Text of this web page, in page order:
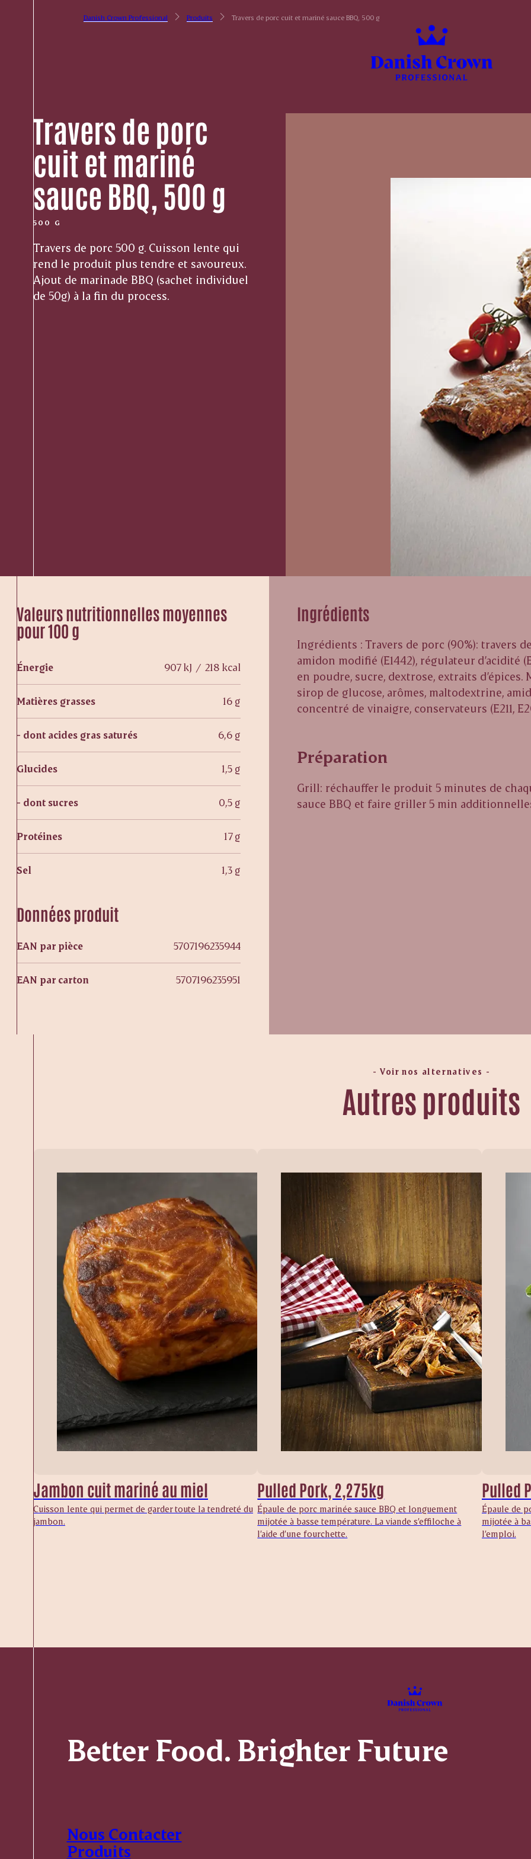
Danish Crown Professional Produits Travers de porc cuit et mariné sauce BBQ, 500 g
Travers de porc
cuit et mariné
sauce BBQ, 500 g
500 G
Travers de porc 500 g. Cuisson lente qui
rend le produit plus tendre et savoureux.
Ajout de marinade BBQ (sachet individuel
de 50g) à la fin du process.
Valeurs nutritionnelles moyennes
pour 100 g
Énergie 907 kJ / 218 kcal
Matières grasses 16 g
- dont acides gras saturés 6,6 g
Glucides 1,5 g
- dont sucres 0,5 g
Protéines 17 g
Sel 1,3 g
Données produit
EAN par pièce 5707196235944
EAN par carton 5707196235951
Ingrédients
Ingrédients : Travers de porc (90%): travers
amidon modifié (E1442), régulateur d’acidité
en poudre, sucre, dextrose, extraits d’épices.
sirop de glucose, arômes, maltodextrine,
concentré de vinaigre, conservateurs (E211,
Préparation
Grill: réchauffer le produit 5 minutes de
sauce BBQ et faire griller 5 min
- Voir nos alternatives -
Autres produits
Jambon cuit mariné au miel
Cuisson lente qui permet de garder toute la tendreté du
jambon.
Pulled Pork, 2,275kg
Épaule de porc marinée sauce BBQ et longuement
mijotée à basse température. La viande s’effiloche à
l’aide d’une fourchette.
Pulled
Épaule de
mijotée à
l’emploi.
Better Food. Brighter Future
Nous Contacter
Produits